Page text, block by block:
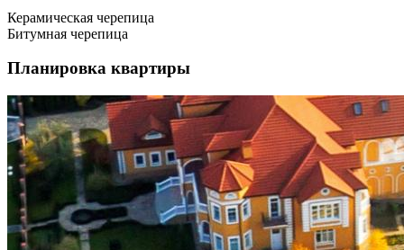
Керамическая черепица
Битумная черепица
Планировка квартиры